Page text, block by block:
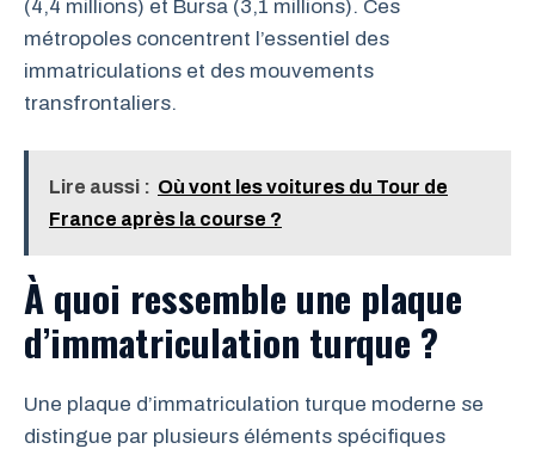
(4,4 millions) et Bursa (3,1 millions). Ces
métropoles concentrent l’essentiel des
immatriculations et des mouvements
transfrontaliers.
Lire aussi : Où vont les voitures du Tour de
France après la course ?
À quoi ressemble une plaque
d’immatriculation turque ?
Une plaque d’immatriculation turque moderne se
distingue par plusieurs éléments spécifiques